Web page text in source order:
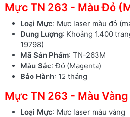
Mực TN 263 - Màu Đỏ
Loại Mực: Mực laser màu đỏ
Dung Lượng: Khoảng 1.400
19798)
Mã Sản Phẩm: TN-263M
Màu Sắc: Đỏ (Magenta)
Bảo Hành: 12 tháng
Mực TN 263 - Màu
Loại Mực: Mực laser màu vàng